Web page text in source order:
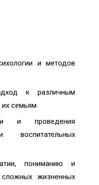
и методов
к различным
семьям.
и проведения
воспитательных
пониманию и
жизненных